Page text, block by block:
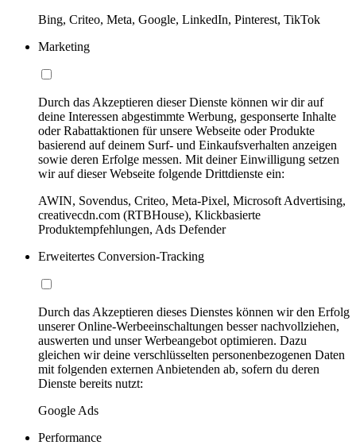
Bing, Criteo, Meta, Google, LinkedIn, Pinterest, TikTok
Marketing
Durch das Akzeptieren dieser Dienste können wir dir auf
deine Interessen abgestimmte Werbung, gesponserte Inhalte
oder Rabattaktionen für unsere Webseite oder Produkte
basierend auf deinem Surf- und Einkaufsverhalten anzeigen
sowie deren Erfolge messen. Mit deiner Einwilligung setzen
wir auf dieser Webseite folgende Drittdienste ein:
AWIN, Sovendus, Criteo, Meta-Pixel, Microsoft Advertising,
creativecdn.com (RTBHouse), Klickbasierte
Produktempfehlungen, Ads Defender
Erweitertes Conversion-Tracking
Durch das Akzeptieren dieses Dienstes können wir den Erfolg
unserer Online-Werbeeinschaltungen besser nachvollziehen,
auswerten und unser Werbeangebot optimieren. Dazu
gleichen wir deine verschlüsselten personenbezogenen Daten
mit folgenden externen Anbietenden ab, sofern du deren
Dienste bereits nutzt:
Google Ads
Performance